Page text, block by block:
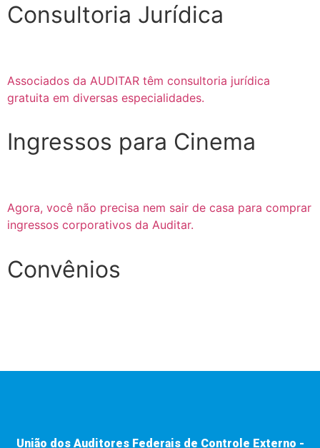
Consultoria Jurídica
Associados da AUDITAR têm consultoria jurídica
gratuita em diversas especialidades.
Ingressos para Cinema
Agora, você não precisa nem sair de casa para comprar
ingressos corporativos da Auditar.
Convênios
União dos Auditores Federais de Controle Externo -